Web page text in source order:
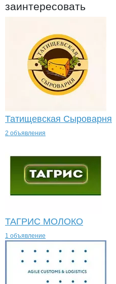
заинтересовать
Татищевская Сыроварня
2 объявления
ТАГРИС МОЛОКО
1 объявление